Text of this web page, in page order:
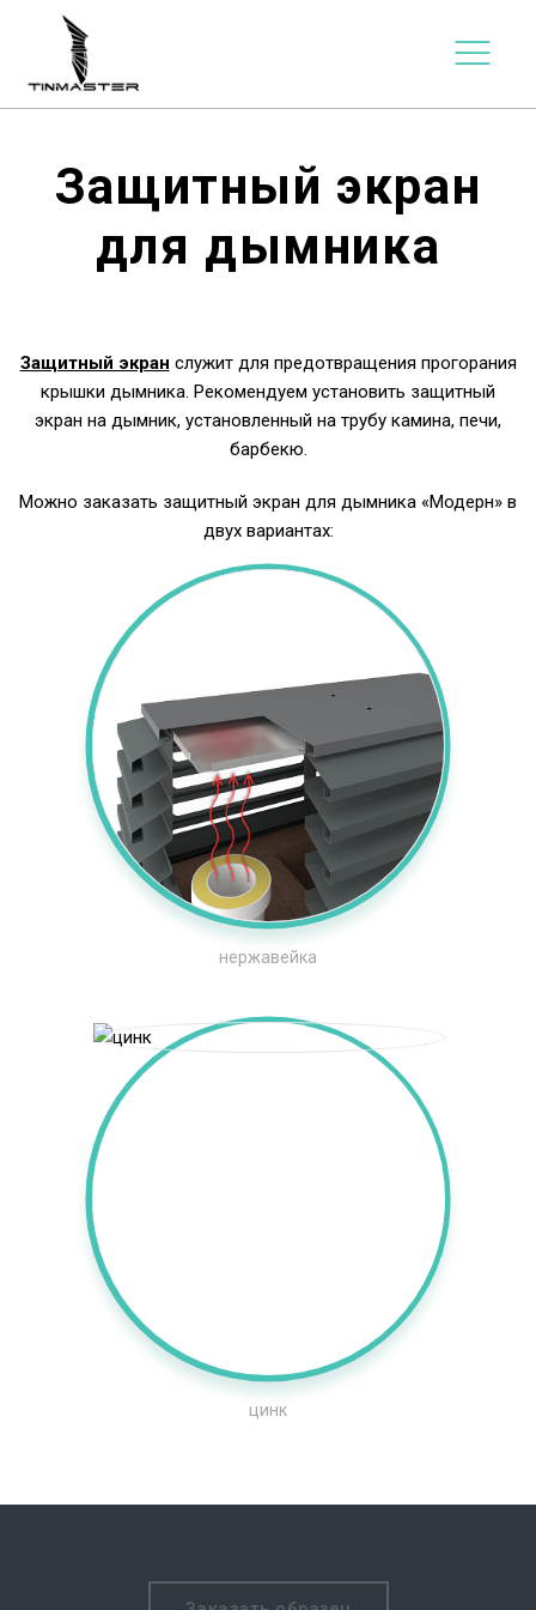
Защитный экран
для дымника
Защитный экран служит для предотвращения прогорания
крышки дымника. Рекомендуем установить защитный
экран на дымник, установленный на трубу камина, печи,
барбекю.
Можно заказать защитный экран для дымника «Модерн» в
двух вариантах:
нержавейка
цинк